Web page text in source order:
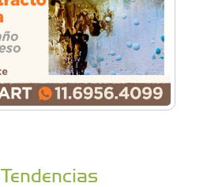
Tendencias